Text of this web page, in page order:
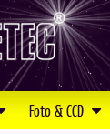
Foto & CCD